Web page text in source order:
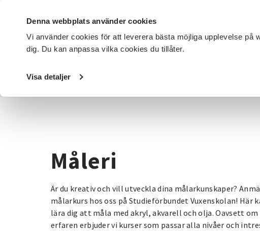
Denna webbplats använder cookies
Vi använder cookies för att leverera bästa möjliga upplevelse på
dig. Du kan anpassa vilka cookies du tillåter.
Visa detaljer
DET HÄR GÖR VI FÖR DIG SOM SÖK KURSER OCH EVENEMANG
Startsida / Kurser och evenemang
Måleri
Är du kreativ och vill utveckla dina målarkunskaper?
målarkurs hos oss på Studieförbundet Vuxenskolan! Här
lära dig att måla med akryl, akvarell och olja. Oavsett
erfaren erbjuder vi kurser som passar alla nivåer och